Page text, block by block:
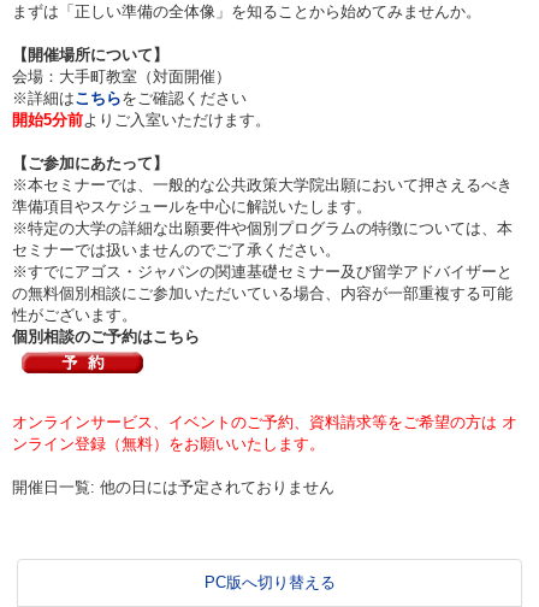
まずは「正しい準備の全体像」を知ることから始めてみませんか。
【開催場所について】
会場：大手町教室（対面開催）
※詳細はこちらをご確認ください
開始5分前よりご入室いただけます。
【ご参加にあたって】
※本セミナーでは、一般的な公共政策大学院出願において押さえるべき
準備項目やスケジュールを中心に解説いたします。
※特定の大学の詳細な出願要件や個別プログラムの特徴については、本
セミナーでは扱いませんのでご了承ください。
※すでにアゴス・ジャパンの関連基礎セミナー及び留学アドバイザーと
の無料個別相談にご参加いただいている場合、内容が一部重複する可能
性がございます。
個別相談のご予約はこちら
オンラインサービス、イベントのご予約、資料請求等をご希望の方は オ
ンライン登録（無料）をお願いいたします。
開催日一覧: 他の日には予定されておりません
PC版へ切り替える